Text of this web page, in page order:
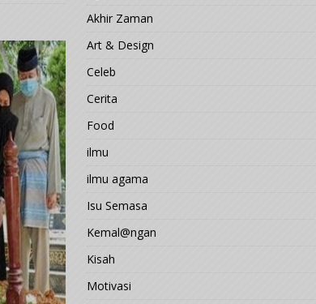
Akhir Zaman
Art & Design
Celeb
Cerita
Food
ilmu
ilmu agama
Isu Semasa
Kemal@ngan
Kisah
Motivasi